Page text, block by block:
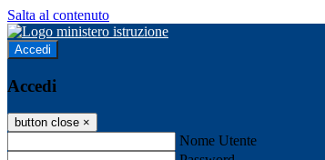
Salta al contenuto
Accedi
Accedi
button close ×
Nome Utente